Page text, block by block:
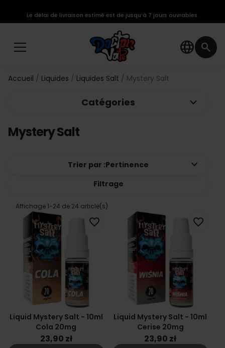
language search
Le délai de livraison estimé est de jusqu’à 7 jours ouvrables.
Accueil Liquides Liquides Salt Mystery Salt
Catégories keyboard_arrow_down
Mystery Salt
Trier par :Pertinence keyboard_arrow_down
Filtrage
Affichage 1-24 de 24 article(s)
Liquid Mystery Salt - 10ml
Cola 20mg
23,90 zł
favorite_border
Liquid Mystery Salt - 10ml
Cerise 20mg
23,90 zł
favorite_border